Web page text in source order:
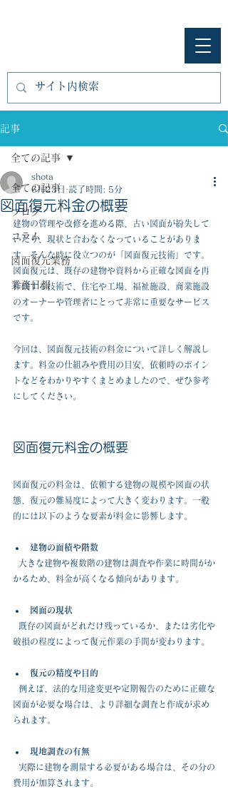
記事
全ての記事
ブログ
コラム
図面復元業務
業務日報
全ての記事
図面復元料金の概要
shota
6月23日
読了時間: 5分
建物の管理や改修を進める際、古い図面が紛失して
いたり、現状と合わなくなっていることがありま
す。そんな時に役立つのが「図面復元技術」です。
図面復元は、既存の建物や資料から正確な図面を再
作成する技術で、住宅や工場、福祉施設、商業施設
のオーナーや管理者にとって非常に重要なサービス
です。
今回は、図面復元技術の料金について詳しく解説し
ます。料金の仕組みや費用の目安、依頼時のポイン
トなどをわかりやすくまとめましたので、ぜひ参考
にしてください。
図面復元料金の概要
図面復元の料金は、依頼する建物の規模や図面の状
態、復元の難易度によって大きく変わります。一般
的には以下のような要素が料金に影響します。
建物の面積や階数
かるため、料金が高くなる傾向があります。
図面の現状
破損の程度によって復元作業の手間が変わります。
復元の精度や目的
図面が必要な場合は、より詳細な調査と作成が求め
られます。
現地調査の有無
費用が加算されます。